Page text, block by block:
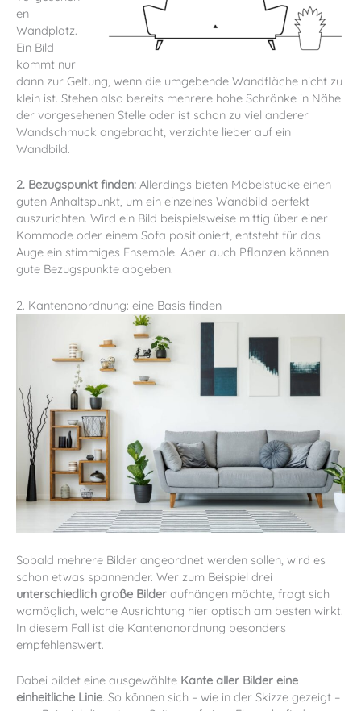
en
Wandplatz.
Ein Bild
kommt nur
dann zur Geltung, wenn die umgebende Wandfläche nicht zu
klein ist. Stehen also bereits mehrere hohe Schränke in Nähe
der vorgesehenen Stelle oder ist schon zu viel anderer
Wandschmuck angebracht, verzichte lieber auf ein
Wandbild.
2. Bezugspunkt finden: Allerdings bieten Möbelstücke einen
guten Anhaltspunkt, um ein einzelnes Wandbild perfekt
auszurichten. Wird ein Bild beispielsweise mittig über einer
Kommode oder einem Sofa positioniert, entsteht für das
Auge ein stimmiges Ensemble. Aber auch Pflanzen können
gute Bezugspunkte abgeben.
2. Kantenanordnung: eine Basis finden
Sobald mehrere Bilder angeordnet werden sollen, wird es
schon etwas spannender. Wer zum Beispiel drei
unterschiedlich große Bilder aufhängen möchte, fragt sich
womöglich, welche Ausrichtung hier optisch am besten wirkt.
In diesem Fall ist die Kantenanordnung besonders
empfehlenswert.
Dabei bildet eine ausgewählte Kante aller Bilder eine
einheitliche Linie. So können sich – wie in der Skizze gezeigt –